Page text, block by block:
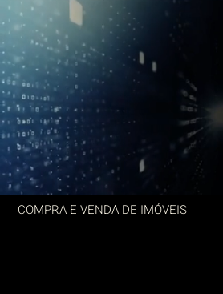
COMPRA E VENDA DE IMÓVEIS